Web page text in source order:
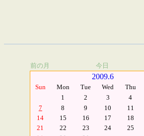
前の月 今日
2009.6
Sun Mon Tue Wed Thu
1
2 3 4
7
8 9 10 11
14
15 16 17 18
21
22 23 24 25